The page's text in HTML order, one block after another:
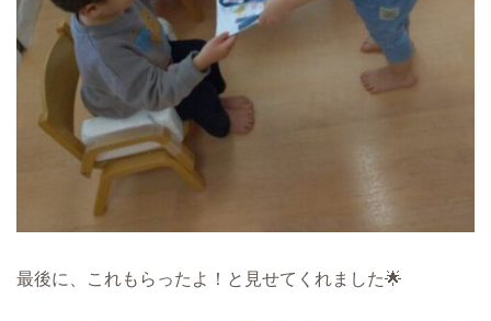
最後に、これもらったよ！と見せてくれました🌟